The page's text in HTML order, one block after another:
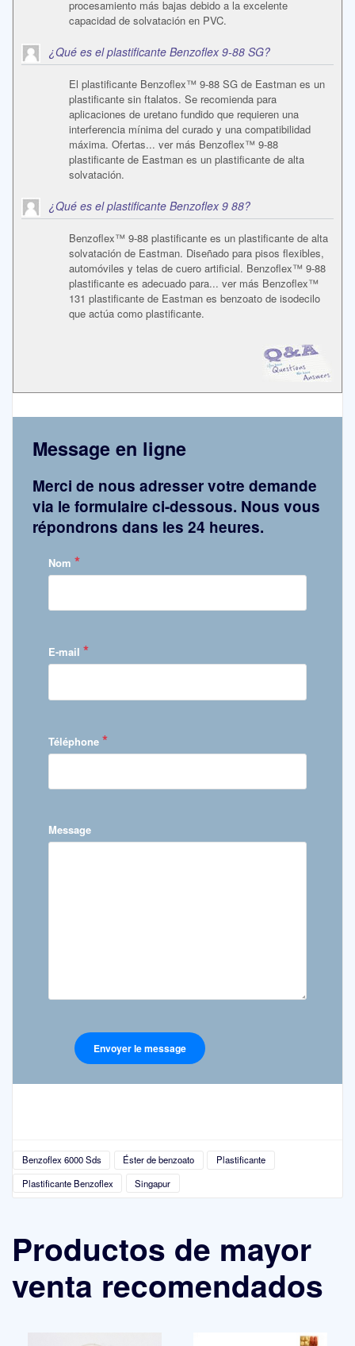
procesamiento más bajas debido a la excelente
capacidad de solvatación en PVC.
¿Qué es el plastificante Benzoflex 9-88 SG?
El plastificante Benzoflex™ 9-88 SG de Eastman es un
plastificante sin ftalatos. Se recomienda para
aplicaciones de uretano fundido que requieren una
interferencia mínima del curado y una compatibilidad
máxima. Ofertas... ver más Benzoflex™ 9-88
plastificante de Eastman es un plastificante de alta
solvatación.
¿Qué es el plastificante Benzoflex 9 88?
Benzoflex™ 9-88 plastificante es un plastificante de alta
solvatación de Eastman. Diseñado para pisos flexibles,
automóviles y telas de cuero artificial. Benzoflex™ 9-88
plastificante es adecuado para... ver más Benzoflex™
131 plastificante de Eastman es benzoato de isodecilo
que actúa como plastificante.
Message en ligne
Merci de nous adresser votre demande
via le formulaire ci-dessous. Nous vous
répondrons dans les 24 heures.
Nom *
E-mail *
Téléphone *
Message
Benzoflex 6000 Sds Éster de benzoato
Plastificante
Plastificante Benzoflex
Singapur
Productos de mayor
venta recomendados